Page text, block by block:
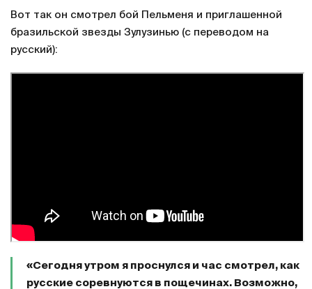
Вот так он смотрел бой Пельменя и приглашенной
бразильской звезды Зулузинью (с переводом на
русский):
«Сегодня утром я проснулся и час смотрел, как
русские соревнуются в пощечинах. Возможно,